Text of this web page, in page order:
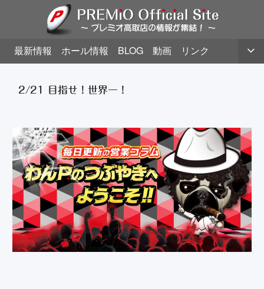
最新情報 ホール情報 BLOG 動画 リンク
2/21 目指せ！世界一！